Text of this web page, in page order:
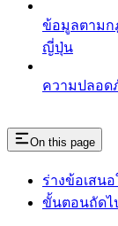
ข้อมูลตามก
ญี่ปุ่น
ความปลอด
On this page
ร่างข้อเสน
ขั้นตอนถัดไ